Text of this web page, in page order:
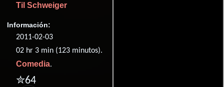
Til Schweiger
Información:
2011-02-03
02 hr 3 min (123 minutos).
Comedia.
✮64